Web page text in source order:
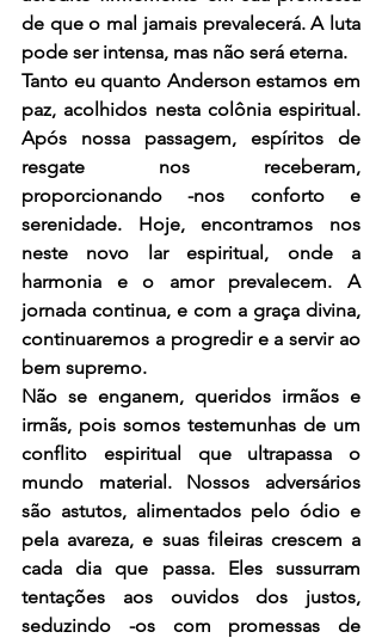
de que o mal jamais prevalecerá. A luta
pode ser intensa, mas não será eterna.
Tanto eu quanto Anderson estamos em
paz, acolhidos nesta colônia espiritual.
Após nossa passagem, espíritos de
resgate nos receberam,
proporcionando -nos conforto e
serenidade. Hoje, encontramos nos
neste novo lar espiritual, onde a
harmonia e o amor prevalecem. A
jornada continua, e com a graça divina,
continuaremos a progredir e a servir ao
bem supremo.
Não se enganem, queridos irmãos e
irmãs, pois somos testemunhas de um
conflito espiritual que ultrapassa o
mundo material. Nossos adversários
são astutos, alimentados pelo ódio e
pela avareza, e suas fileiras crescem a
cada dia que passa. Eles sussurram
tentações aos ouvidos dos justos,
seduzindo -os com promessas de